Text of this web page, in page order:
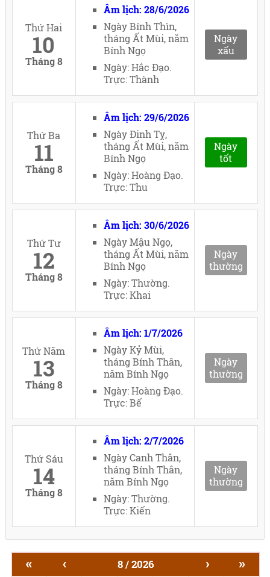
Thứ Hai
10
Tháng 8
Âm lịch: 28/6/2026
Ngày Bính Thìn,
tháng Ất Mùi, năm
Bính Ngọ
Ngày: Hắc Đạo.
Trực: Thành
Ngày
xấu
Thứ Ba
11
Tháng 8
Âm lịch: 29/6/2026
Ngày Đinh Tỵ,
tháng Ất Mùi, năm
Bính Ngọ
Ngày: Hoàng Đạo.
Trực: Thu
Ngày
tốt
Thứ Tư
12
Tháng 8
Âm lịch: 30/6/2026
Ngày Mậu Ngọ,
tháng Ất Mùi, năm
Bính Ngọ
Ngày: Thường.
Trực: Khai
Ngày
thường
Thứ Năm
13
Tháng 8
Âm lịch: 1/7/2026
Ngày Kỷ Mùi,
tháng Bính Thân,
năm Bính Ngọ
Ngày: Hoàng Đạo.
Trực: Bế
Ngày
thường
Thứ Sáu
14
Tháng 8
Âm lịch: 2/7/2026
Ngày Canh Thân,
tháng Bính Thân,
năm Bính Ngọ
Ngày: Thường.
Trực: Kiến
Ngày
thường
« ‹ 8 / 2026 › »